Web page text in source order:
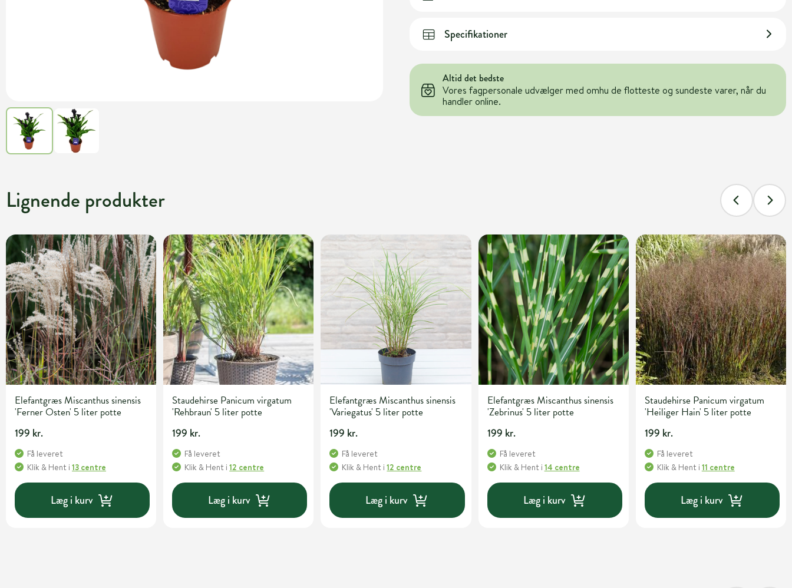
Specifikationer
Altid det bedste
Vores fagpersonale udvælger med omhu de flotteste og sundeste varer, når du
handler online.
Lignende produkter
Elefantgræs Miscanthus sinensis
'Ferner Osten' 5 liter potte
199 kr.
Få leveret
Klik & Hent i 13 centre
Læg i kurv
Staudehirse Panicum virgatum
'Rehbraun' 5 liter potte
199 kr.
Få leveret
Klik & Hent i12 centre
Læg i kurv
Elefantgræs Miscanthus sinensis
'Variegatus' 5 liter potte
199 kr.
Få leveret
Klik & Hent i12 centre
Læg i kurv
Elefantgræs Miscanthus sinensis
'Zebrinus' 5 liter potte
199 kr.
Få leveret
Klik & Hent i 14 centre
Læg i kurv
Staudehirse Panicum virgatum
'Heiliger Hain' 5 liter potte
199 kr.
Få leveret
Klik & Hent i 11 centre
Læg i kurv